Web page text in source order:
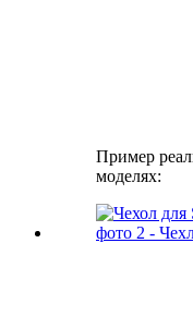
Пример
моделях: